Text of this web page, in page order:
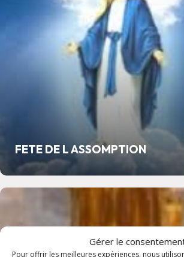
Gérer le
Pour offrir les meilleures expériences, nous
FETE DE L ASSOMPTION